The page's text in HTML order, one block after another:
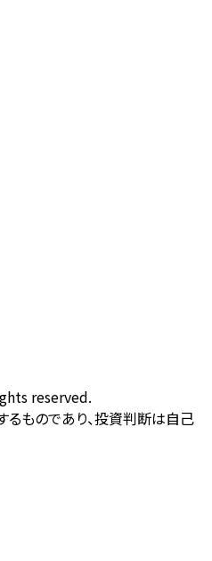
reserved.
ものであり、投資判断は自己